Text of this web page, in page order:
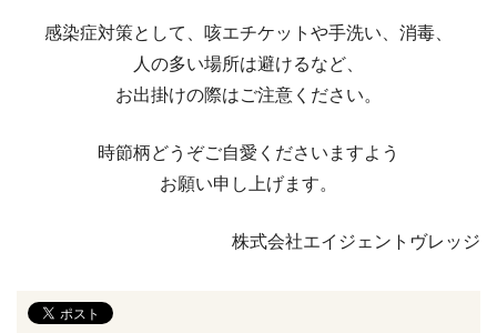
感染症対策として、咳エチケットや手洗い、消毒、
人の多い場所は避けるなど、
お出掛けの際はご注意ください。
時節柄どうぞご自愛くださいますよう
​​​​​​お願い申し上げます。
株式会社エイジェントヴレッジ